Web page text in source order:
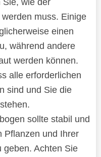
muss. Einige
einen
während andere
werden können.
alle erforderlichen
sind und Sie die
sollte stabil und
Pflanzen und Ihrer
geben. Achten Sie